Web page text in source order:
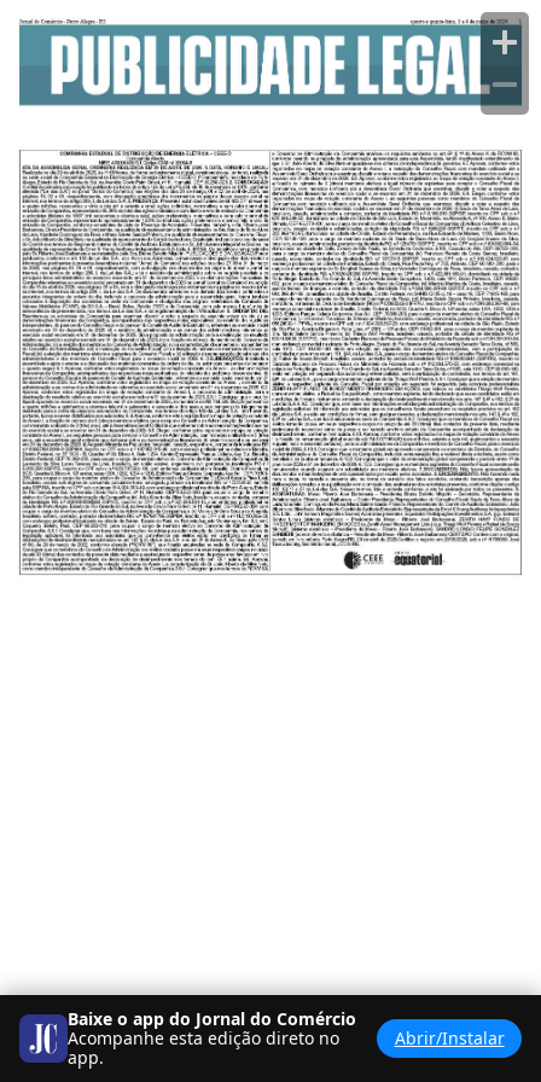
Baixe o app do Jornal do Comércio
Acompanhe esta edição direto no
app.
Abrir/Instalar